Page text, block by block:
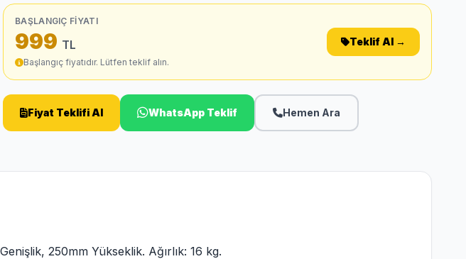
BAŞLANGIÇ FIYATI
999 TL
Başlangıç fiyatıdır. Lütfen teklif alın.
Teklif Al →
Fiyat Teklifi Al WhatsApp Teklif Hemen Ara
250mm Yükseklik. Ağırlık: 16 kg.